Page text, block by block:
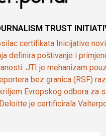
TRUST
certifikata Inicijative
definira poštivanje i
JTI je mehanizam
bez granica (RSF)
Evropskog odbora za
je certificirala